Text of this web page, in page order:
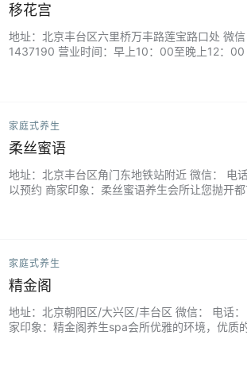
移花宫
地址：北京丰台区六里桥万丰路莲宝路口处
1437190 营业时间：早上10：00至晚上12：
家庭式养生
柔丝蜜语
地址：北京丰台区角门东地铁站附近 微信：
以预约 商家印象：柔丝蜜语养生会所让您抛开
家庭式养生
精金阁
地址：北京朝阳区/大兴区/丰台区 微信： 电
家印象：精金阁养生spa会所优雅的环境，优质